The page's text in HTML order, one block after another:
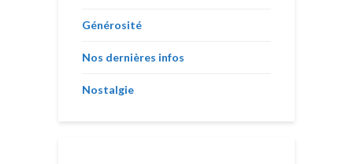
Générosité
Nos dernières infos
Nostalgie